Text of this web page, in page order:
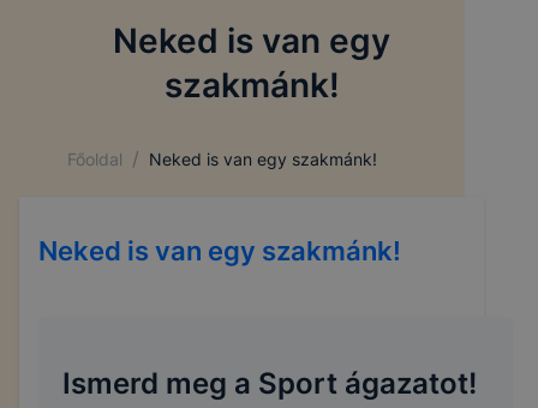
Neked is van egy
szakmánk!
Főoldal / Neked is van egy szakmánk!
Neked is van egy szakmánk!
Ismerd meg a Sport ágazatot!